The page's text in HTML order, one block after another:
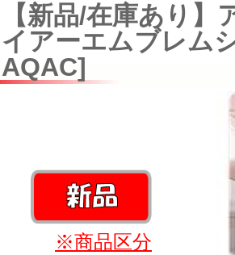
【新品/在庫あり
イアーエムブレム
AQAC]
※商品区分